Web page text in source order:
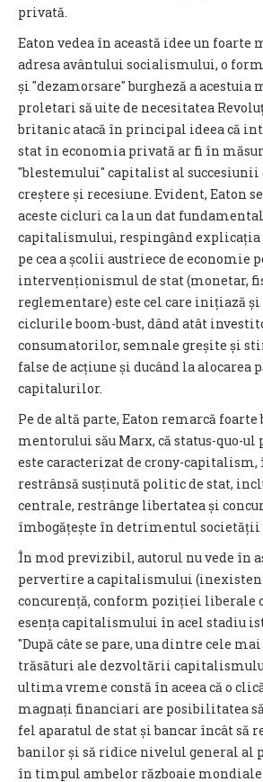
privată.
Eaton vedea în această idee un foarte
adresa avântului socialismului, o
și "dezamorsare" burgheză a acestuia
proletari să uite de necesitatea
britanic atacă în principal ideea că
stat în economia privată ar fi în
"blestemului" capitalist al
creștere și recesiune. Evident, Eaton
aceste cicluri ca la un dat
capitalismului, respingând
pe cea a școlii austriece de
intervenționismul de stat (monetar,
reglementare) este cel care inițiază
ciclurile boom-bust, dând atât
consumatorilor, semnale greșite și
false de acțiune și ducând la alocarea
capitalurilor.
Pe de altă parte, Eaton remarcă
mentorului său Marx, că status-quo-
este caracterizat de crony-capitalism,
restrânsă susținută politic de stat,
centrale, restrânge libertatea și
îmbogățește în detrimentul societății
În mod previzibil, autorul nu vede în
pervertire a capitalismului
concurență, conform poziției liberale
esența capitalismului în acel stadiu
"După câte se pare, una dintre cele
trăsături ale dezvoltării
ultima vreme constă în aceea că o
magnați financiari are posibilitatea să
fel aparatul de stat și bancar încât să
banilor și să ridice nivelul general al
în timpul ambelor războaie